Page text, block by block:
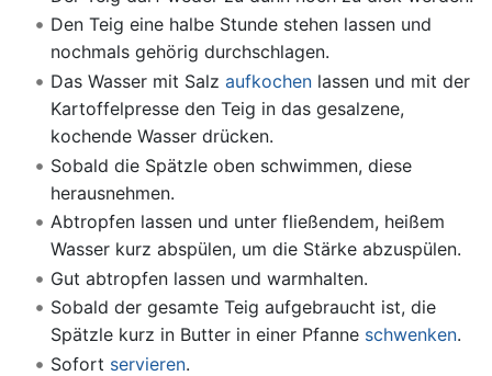
Den Teig eine halbe Stunde stehen lassen und
nochmals gehörig durchschlagen.
Das Wasser mit Salz aufkochenlassen und mit der
Kartoffelpresse den Teig in das gesalzene,
kochende Wasser drücken.
Sobald die Spätzle oben schwimmen, diese
herausnehmen.
Abtropfen lassen und unter fließendem, heißem
Wasser kurz abspülen, um die Stärke abzuspülen.
Gut abtropfen lassen und warmhalten.
Sobald der gesamte Teig aufgebraucht ist, die
Spätzle kurz in Butter in einer Pfanne schwenken.
Sofort servieren.